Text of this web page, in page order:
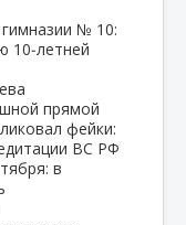
№ 10:
10‑летней
прямой
фейки:
ВС РФ
в